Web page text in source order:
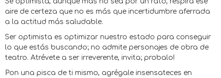
aire de certeza que no es más que incertidumbre aferrada
a la actitud más saludable.
Ser optimista es optimizar nuestro estado para conseguir
lo que estás buscando; no admite personajes de obra de
teatro. Atrévete a ser irreverente, invita; probalo!
Pon una pisca de ti mismo, agrégale insensateces en